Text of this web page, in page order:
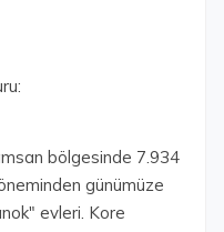
bölgesinde 7.934
günümüze
evleri. Kore